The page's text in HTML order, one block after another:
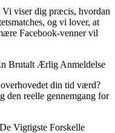
Vi viser dig præcis, hvordan
og vi lover, at
Facebook-venner vil
Brutalt Ærlig Anmeldelse
din tid værd?
den reelle gennemgang for
Vigtigste Forskelle